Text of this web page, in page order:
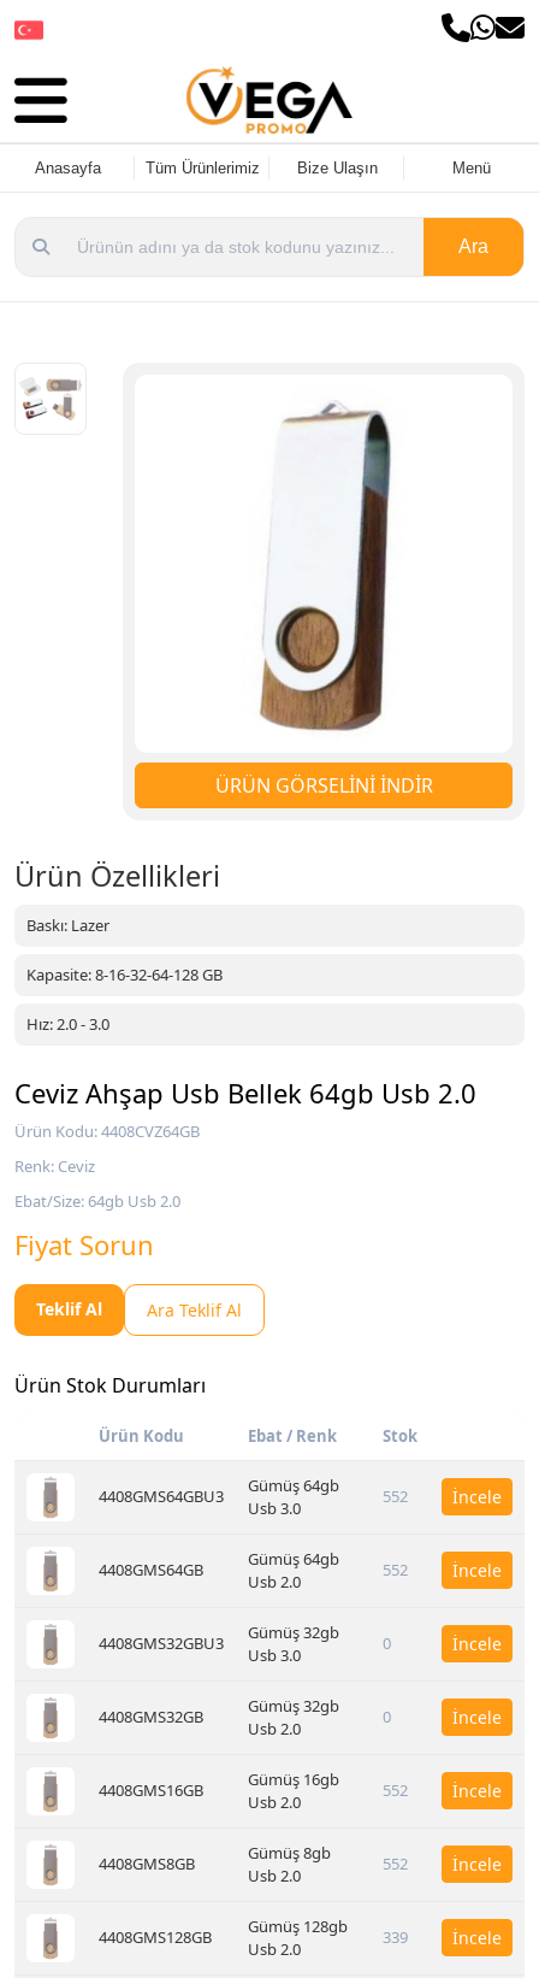
Anasayfa Tüm Ürünlerimiz Bize Ulaşın Menü
Ara
ÜRÜN GÖRSELİNİ İNDİR
Ürün Özellikleri
Baskı: Lazer
Kapasite: 8-16-32-64-128 GB
Hız: 2.0 - 3.0
Ceviz Ahşap Usb Bellek 64gb Usb 2.0
Ürün Kodu: 4408CVZ64GB
Renk: Ceviz
Ebat/Size: 64gb Usb 2.0
Fiyat Sorun
Teklif Al Ara Teklif Al
Ürün Stok Durumları
Ürün Kodu Ebat / Renk Stok
4408GMS64GBU3
Gümüş 64gb
Usb 3.0
552 İncele
4408GMS64GB
Gümüş 64gb
Usb 2.0
552 İncele
4408GMS32GBU3
Gümüş 32gb
Usb 3.0
0 İncele
4408GMS32GB
Gümüş 32gb
Usb 2.0
0 İncele
4408GMS16GB
Gümüş 16gb
Usb 2.0
552 İncele
4408GMS8GB
Gümüş 8gb
Usb 2.0
552 İncele
4408GMS128GB
Gümüş 128gb
Usb 2.0
339 İncele